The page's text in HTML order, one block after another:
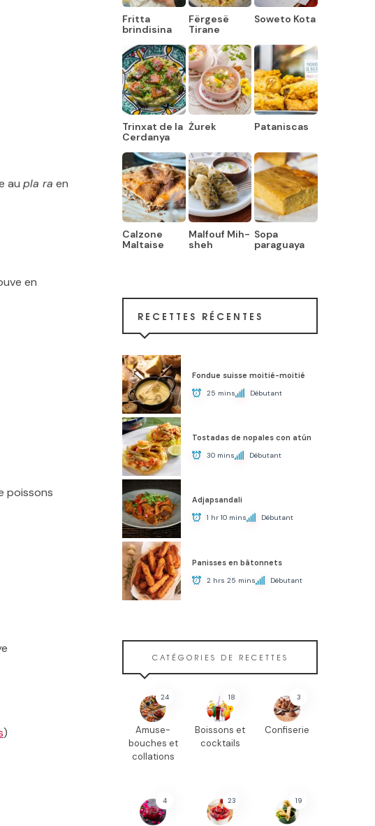
au pla ra en
en
poissons
)
Fritta
brindisina
Fërgesë
Tirane
Soweto Kota
Trinxat de la
Cerdanya
Żurek Pataniscas
Calzone
Maltaise
Malfouf Mih-
sheh
Sopa
paraguaya
RECETTES RÉCENTES
Fondue suisse moitié-moitié
25 mins Débutant
Tostadas de nopales con atún
30 mins Débutant
Adjapsandali
1 hr 10 mins Débutant
Panisses en bâtonnets
2 hrs 25 mins Débutant
CATÉGORIES DE RECETTES
24
Amuse-
bouches et
collations
18
Boissons et
cocktails
3
Confiserie
4 23 19